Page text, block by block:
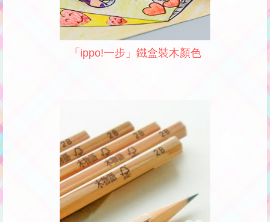
「ippo!一步」鐵盒裝木顏色